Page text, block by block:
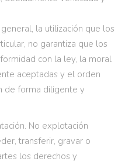
la utilización que los
no garantiza que los
con la ley, la moral
aceptadas y el orden
de forma diligente y
No explotación
transferir, gravar o
los derechos y